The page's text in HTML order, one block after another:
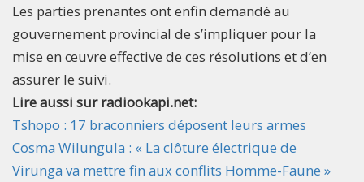
Les parties prenantes ont enfin demandé au
gouvernement provincial de s’impliquer pour la
mise en œuvre effective de ces résolutions et d’en
assurer le suivi.
Lire aussi sur radiookapi.net:
Tshopo : 17 braconniers déposent leurs armes
Cosma Wilungula : « La clôture électrique de
Virunga va mettre fin aux conflits Homme-Faune »